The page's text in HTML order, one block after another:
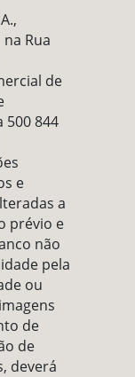
Rua
de
500 844
e
a
prévio e
não
pela
ou
de
de
deverá